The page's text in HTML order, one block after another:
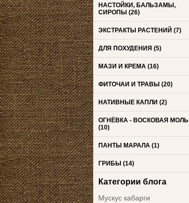
НАСТОЙКИ, БАЛЬЗАМЫ,
СИРОПЫ (26)
ЭКСТРАКТЫ РАСТЕНИЙ (7)
ДЛЯ ПОХУДЕНИЯ (5)
МАЗИ И КРЕМА (16)
ФИТОЧАИ И ТРАВЫ (20)
НАТИВНЫЕ КАПЛИ (2)
ОГНЁВКА - ВОСКОВАЯ МОЛЬ
(10)
ПАНТЫ МАРАЛА (1)
ГРИБЫ (14)
Категории блога
Мускус кабарги